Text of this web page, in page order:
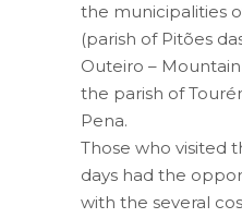
the municipalities
(parish of Pitões
Outeiro –
the parish of
Pena.
Those who visited
days had the
with the several